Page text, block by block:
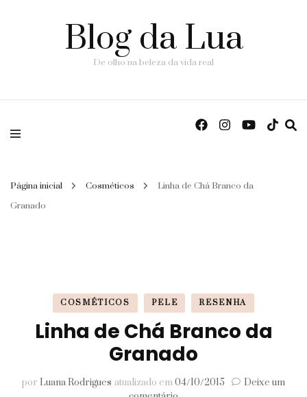
Blog da Lua
De olho na beleza da vida real
Página inicial Cosméticos
Linha de Chá Branco da
Granado
COSMÉTICOS PELE RESENHA
Linha de Chá Branco da
Granado
por Luana Rodrigues atualizado em04/10/2015
Deixe um